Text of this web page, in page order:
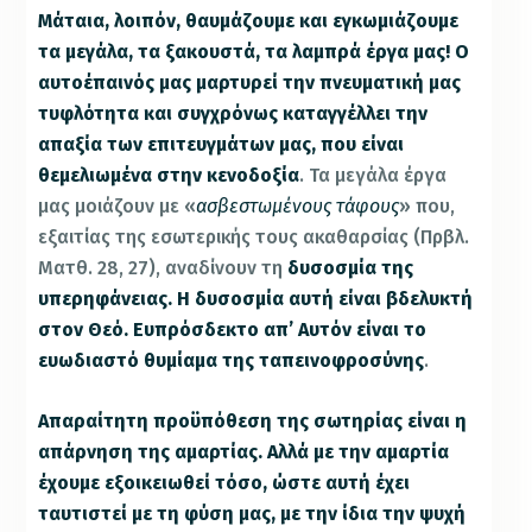
Μάταια, λοιπόν, θαυμάζουμε και εγκωμιάζουμε
τα μεγάλα, τα ξακουστά, τα λαμπρά έργα μας! Ο
αυτοέπαινός μας μαρτυρεί την πνευματική μας
τυφλότητα και συγχρόνως καταγγέλλει την
απαξία των επιτευγμάτων μας, που είναι
θεμελιωμένα στην κενοδοξία. Τα μεγάλα έργα
μας μοιάζουν με «ασβεστωμένους τάφους» που,
εξαιτίας της εσωτερικής τους ακαθαρσίας (Πρβλ.
Ματθ. 28, 27), αναδίνουν τη δυσοσμία της
υπερηφάνειας. Η δυσοσμία αυτή είναι βδελυκτή
στον Θεό. Ευπρόσδεκτο απ’ Αυτόν είναι το
ευωδιαστό θυμίαμα της ταπεινοφροσύνης.
Απαραίτητη προϋπόθεση της σωτηρίας είναι η
απάρνηση της αμαρτίας. Αλλά με την αμαρτία
έχουμε εξοικειωθεί τόσο, ώστε αυτή έχει
ταυτιστεί με τη φύση μας, με την ίδια την ψυχή